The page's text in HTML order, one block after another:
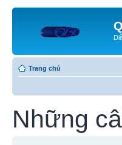
Trang chủ
Những